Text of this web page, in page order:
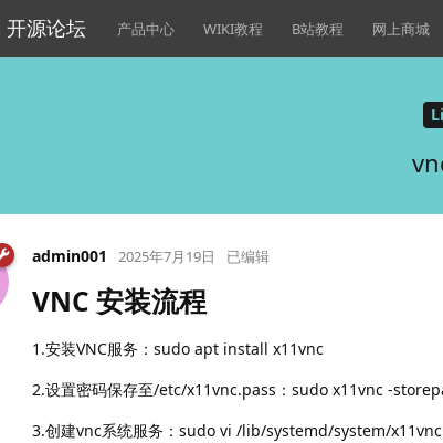
源论坛 产品中心 WIKI教程 B站教程 网上商城
admin001 2025年7月19日 已编辑
VNC 安装流程
1.安装VNC服务：sudo apt install x11vnc
2.设置密码保存至/etc/x11vnc.pass：sudo x11vnc -
3.创建vnc系统服务：sudo vi /lib/systemd/system/